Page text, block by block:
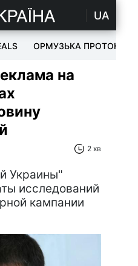
UA
ОРМУЗЬКА ПРОТОКА
на
2 хв
Украины"
исследований
кампании